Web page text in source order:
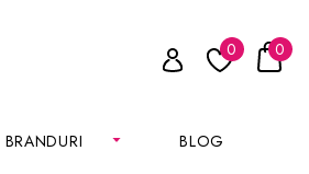
0 0
BRANDURI BLOG